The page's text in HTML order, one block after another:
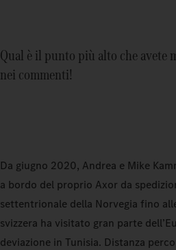
Qual è il punto più alto che avete
nei commenti!
Da giugno 2020, Andrea e Mike
a bordo del proprio Axor da
settentrionale della Norvegia fino
svizzera ha visitato gran parte
deviazione in Tunisia. Distanza